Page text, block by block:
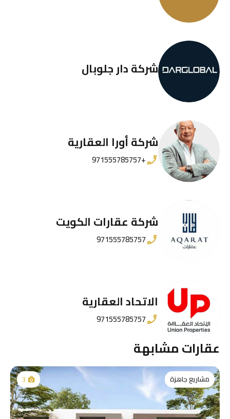
شركة دار جلوبال
شركة أورا العقارية
+971555785757
شركة عقارات الكويت
971555785757
الاتحاد العقارية
971555785757
عقارات مشابهة
مشاريع جاهزة 3